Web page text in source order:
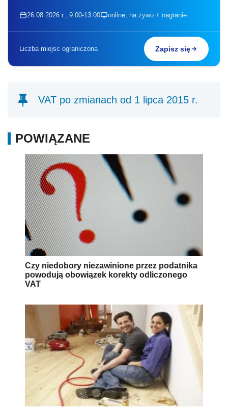
26.08.2026 r., 9:00-13:00 online, na żywo + nagranie
Liczba miejsc ograniczona Zapisz się
VAT po zmianach od 1 lipca 2015 r.
POWIĄZANE
Czy niedobory niezawinione przez podatnika
powodują obowiązek korekty odliczonego
VAT